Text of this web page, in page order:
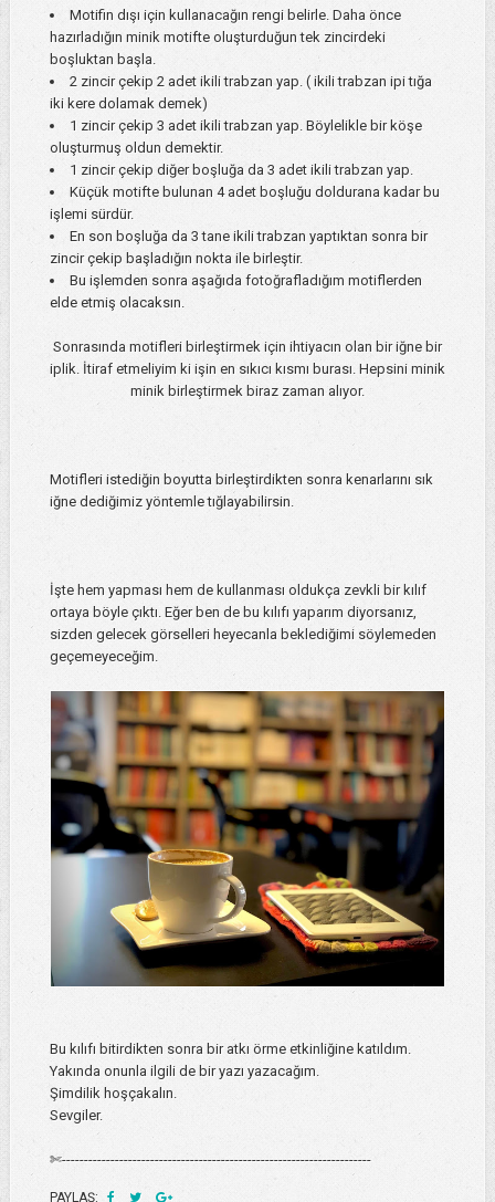
Motifin dışı için kullanacağın rengi belirle. Daha önce
hazırladığın minik motifte oluşturduğun tek zincirdeki
boşluktan başla.
2 zincir çekip 2 adet ikili trabzan yap. ( ikili trabzan ipi tığa
iki kere dolamak demek)
1 zincir çekip 3 adet ikili trabzan yap. Böylelikle bir köşe
oluşturmuş oldun demektir.
1 zincir çekip diğer boşluğa da 3 adet ikili trabzan yap.
Küçük motifte bulunan 4 adet boşluğu doldurana kadar bu
işlemi sürdür.
En son boşluğa da 3 tane ikili trabzan yaptıktan sonra bir
zincir çekip başladığın nokta ile birleştir.
Bu işlemden sonra aşağıda fotoğrafladığım motiflerden
elde etmiş olacaksın.
Sonrasında motifleri birleştirmek için ihtiyacın olan bir iğne bir
iplik. İtiraf etmeliyim ki işin en sıkıcı kısmı burası. Hepsini minik
minik birleştirmek biraz zaman alıyor.
Motifleri istediğin boyutta birleştirdikten sonra kenarlarını sık
iğne dediğimiz yöntemle tığlayabilirsin.
İşte hem yapması hem de kullanması oldukça zevkli bir kılıf
ortaya böyle çıktı. Eğer ben de bu kılıfı yaparım diyorsanız,
sizden gelecek görselleri heyecanla beklediğimi söylemeden
geçemeyeceğim.
Bu kılıfı bitirdikten sonra bir atkı örme etkinliğine katıldım.
Yakında onunla ilgili de bir yazı yazacağım.
Şimdilik hoşçakalın.
Sevgiler.
✄----------------------------------------------------------------------
PAYLAŞ: